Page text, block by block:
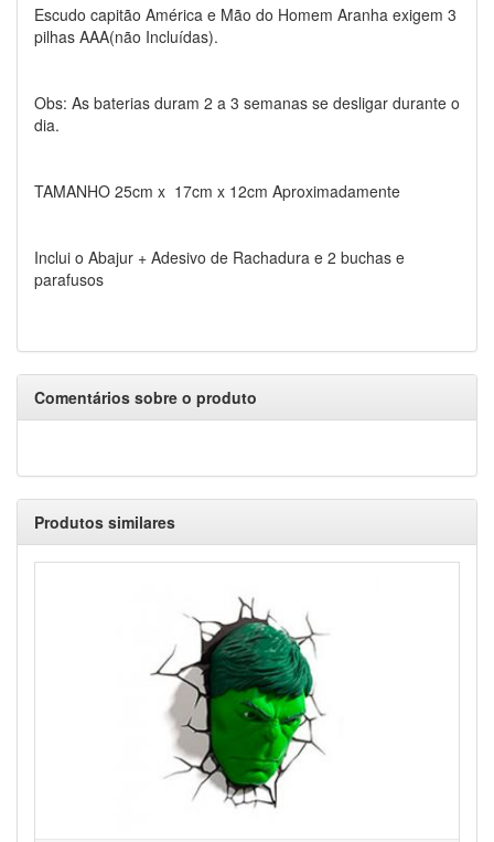
Escudo capitão América e Mão do Homem Aranha exigem 3
pilhas AAA(não Incluídas).
Obs: As baterias duram 2 a 3 semanas se desligar durante o
dia.
TAMANHO 25cm x 17cm x 12cm Aproximadamente
Inclui o Abajur + Adesivo de Rachadura e 2 buchas e
parafusos
Comentários sobre o produto
Produtos similares